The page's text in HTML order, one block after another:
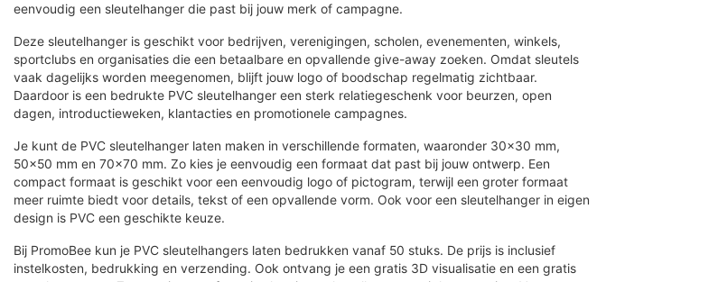
eenvoudig een sleutelhanger die past bij jouw merk of campagne.
Deze sleutelhanger is geschikt voor bedrijven, verenigingen, scholen, evenementen, winkels,
sportclubs en organisaties die een betaalbare en opvallende give-away zoeken. Omdat sleutels
vaak dagelijks worden meegenomen, blijft jouw logo of boodschap regelmatig zichtbaar.
Daardoor is een bedrukte PVC sleutelhanger een sterk relatiegeschenk voor beurzen, open
dagen, introductieweken, klantacties en promotionele campagnes.
Je kunt de PVC sleutelhanger laten maken in verschillende formaten, waaronder 30×30 mm,
50×50 mm en 70×70 mm. Zo kies je eenvoudig een formaat dat past bij jouw ontwerp. Een
compact formaat is geschikt voor een eenvoudig logo of pictogram, terwijl een groter formaat
meer ruimte biedt voor details, tekst of een opvallende vorm. Ook voor een sleutelhanger in eigen
design is PVC een geschikte keuze.
Bij PromoBee kun je PVC sleutelhangers laten bedrukken vanaf 50 stuks. De prijs is inclusief
instelkosten, bedrukking en verzending. Ook ontvang je een gratis 3D visualisatie en een gratis